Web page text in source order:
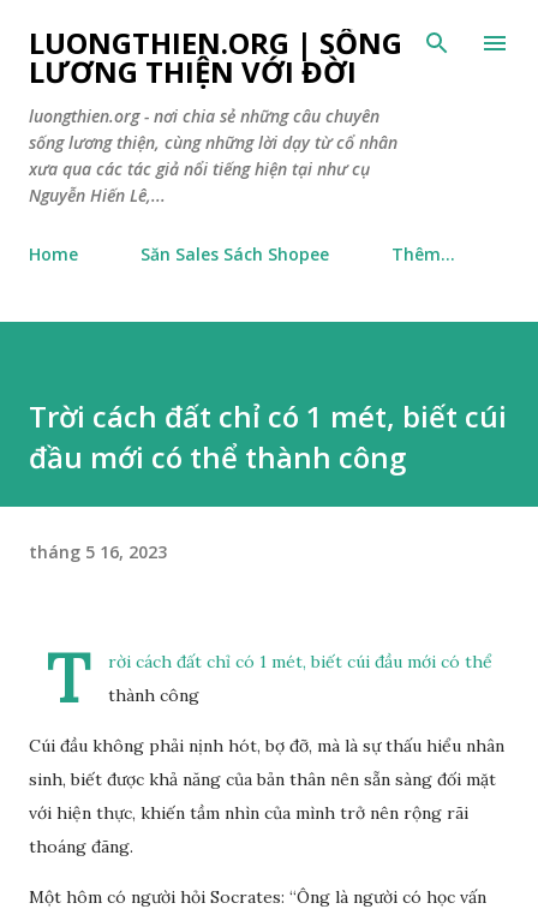
Chuyển đến nội dung chính
LUONGTHIEN.ORG | SỐNG
LƯƠNG THIỆN VỚI ĐỜI
luongthien.org - nơi chia sẻ những câu chuyên
sống lương thiện, cùng những lời dạy từ cổ nhân
xưa qua các tác giả nổi tiếng hiện tại như cụ
Nguyễn Hiến Lê,...
Home Săn Sales Sách Shopee Thêm…
Trời cách đất chỉ có 1 mét, biết cúi
đầu mới có thể thành công
tháng 5 16, 2023
T
rời cách đất chỉ có 1 mét, biết cúi đầu mới có thể
thành công
Cúi đầu không phải nịnh hót, bợ đỡ, mà là sự thấu hiểu nhân
sinh, biết được khả năng của bản thân nên sẵn sàng đối mặt
với hiện thực, khiến tầm nhìn của mình trở nên rộng rãi
thoáng đãng.
Một hôm có người hỏi Socrates: “Ông là người có học vấn